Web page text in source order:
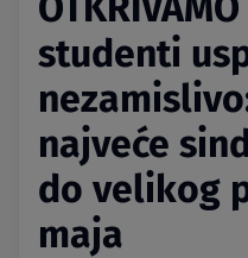
studenti
najveće
do velikog
maja